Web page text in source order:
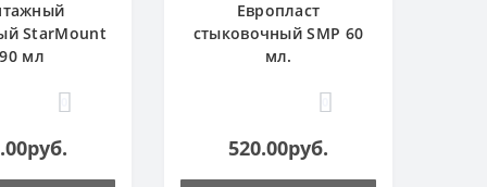
StarMount
мл
Европласт
стыковочный SMP 60
мл.
520.00руб.